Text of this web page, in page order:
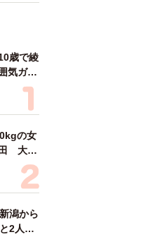
歳で綾
気ガラ
イクで
れそ
の女
田 大学
マジ
潟から
2人で